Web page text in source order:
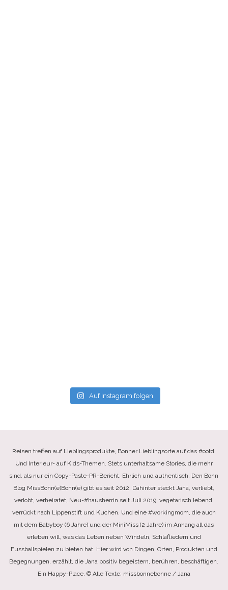
Auf Instagram folgen
Reisen treffen auf Lieblingsprodukte, Bonner Lieblingsorte auf das #ootd.
Und Interieur- auf Kids-Themen. Stets unterhaltsame Stories, die mehr
sind, als nur ein Copy-Paste-PR-Bericht. Ehrlich und authentisch. Den Bonn
Blog MissBonn(e)Bonn(e) gibt es seit 2012. Dahinter steckt Jana, verliebt,
verlobt, verheiratet, Neu-#hausherrin seit Juli 2019, vegetarisch lebend,
verrückt nach Lippenstift und Kuchen. Und eine #workingmom, die auch
mit dem Babyboy (6 Jahre) und der MiniMiss (2 Jahre) im Anhang all das
erleben will, was das Leben neben Windeln, Schlafliedern und
Fussballspielen zu bieten hat. Hier wird von Dingen, Orten, Produkten und
Begegnungen, erzählt, die Jana positiv begeistern, berühren, beschäftigen.
Ein Happy-Place. © Alle Texte: missbonnebonne / Jana